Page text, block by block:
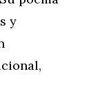
y